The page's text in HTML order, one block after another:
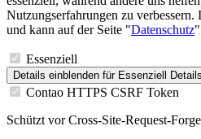
Nutzungserfahrungen zu
und kann auf der Seite "Datenschutz
Essenziell
Details einblenden für Essenziell
Contao HTTPS CSRF Token
Schützt vor Cross-Site-Request-